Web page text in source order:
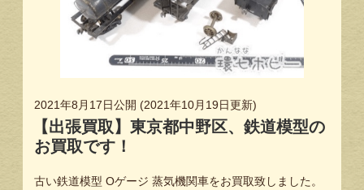
2021年8月17日公開 (2021年10月19日更新)
【出張買取】東京都中野区、鉄道模型の
お買取です！
古い鉄道模型 Oゲージ 蒸気機関車をお買取致しました。